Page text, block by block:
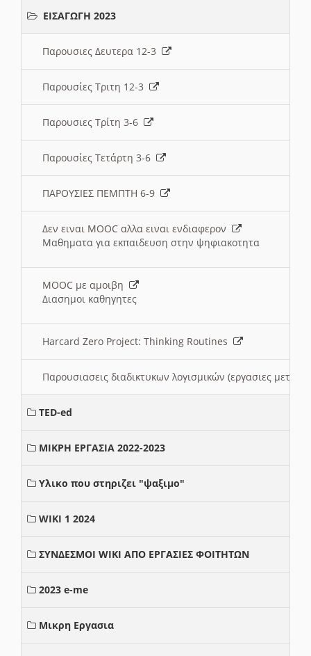
ΕΙΣΑΓΩΓΗ 2023
Παρουσιες Δευτερα 12-3
Παρουσίες Τριτη 12-3
Παρουσιες Τρίτη 3-6
Παρουσίες Τετάρτη 3-6
ΠΑΡΟΥΣΙΕΣ ΠΕΜΠΤΗ 6-9
Δεν ειναι MOOC αλλα ειναι ενδιαφερον
Μαθηματα για εκπαιδευση στην ψηφιακοτητα
MOOC με αμοιβη
Διασημοι καθηγητες
Harcard Zero Project: Thinking Routines
Παρουσιασεις διαδικτυκων λογισμικών (εργασιες
TED-ed
ΜΙΚΡΗ ΕΡΓΑΣΙΑ 2022-2023
Υλικο που στηριζει "ψαξιμο"
WIKI 1 2024
ΣΥΝΔΕΣΜΟΙ WIKI ΑΠΟ ΕΡΓΑΣΙΕΣ ΦΟΙΤΗΤΩΝ
2023 e-me
Μικρη Εργασια